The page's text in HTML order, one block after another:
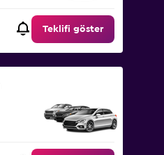
Teklifi göster